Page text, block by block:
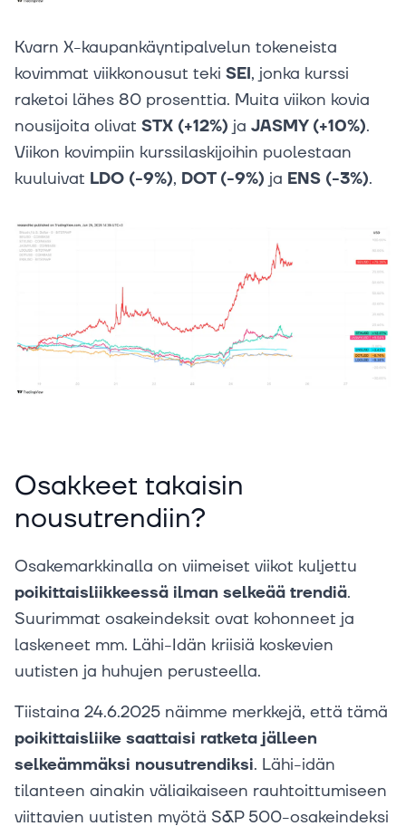
Kvarn X-kaupankäyntipalvelun tokeneista
kovimmat viikkonousut teki SEI, jonka kurssi
raketoi lähes 80 prosenttia. Muita viikon kovia
nousijoita olivat STX (+12%) ja JASMY (+10%).
Viikon kovimpiin kurssilaskijoihin puolestaan
kuuluivat LDO (-9%), DOT (-9%) ja ENS (-3%).
Osakkeet takaisin
nousutrendiin?
Osakemarkkinalla on viimeiset viikot kuljettu
poikittaisliikkeessä ilman selkeää trendiä.
Suurimmat osakeindeksit ovat kohonneet ja
laskeneet mm. Lähi-Idän kriisiä koskevien
uutisten ja huhujen perusteella.
Tiistaina 24.6.2025 näimme merkkejä, että tämä
poikittaisliike saattaisi ratketa jälleen
selkeämmäksi nousutrendiksi. Lähi-idän
tilanteen ainakin väliaikaiseen rauhtoittumiseen
viittavien uutisten myötä S&P 500-osakeindeksi